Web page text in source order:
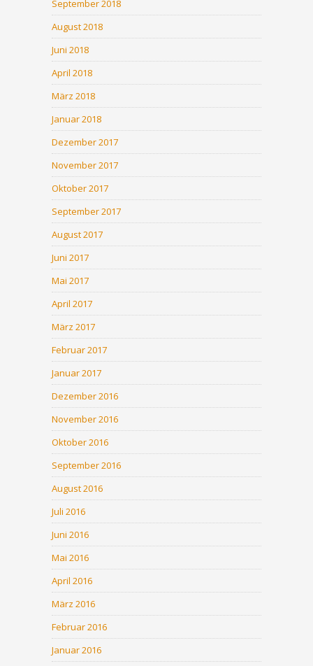
September 2018
August 2018
Juni 2018
April 2018
März 2018
Januar 2018
Dezember 2017
November 2017
Oktober 2017
September 2017
August 2017
Juni 2017
Mai 2017
April 2017
März 2017
Februar 2017
Januar 2017
Dezember 2016
November 2016
Oktober 2016
September 2016
August 2016
Juli 2016
Juni 2016
Mai 2016
April 2016
März 2016
Februar 2016
Januar 2016